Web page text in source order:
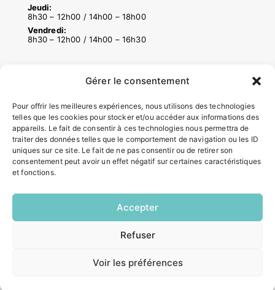
Gérer le consentement
Pour offrir les meilleures expériences, nous utilisons des technologies
telles que les cookies pour stocker et/ou accéder aux informations des
appareils. Le fait de consentir à ces technologies nous permettra de
traiter des données telles que le comportement de navigation ou les ID
uniques sur ce site. Le fait de ne pas consentir ou de retirer son
consentement peut avoir un effet négatif sur certaines caractéristiques
et fonctions.
Accepter
Refuser
Voir les préférences
Jeudi:
8h30 – 12h00 / 14h00 – 18h00
Vendredi:
8h30 – 12h00 / 14h00 – 16h30
ACCÉS RAPIDES
Pôle santé
Le Saucatais
Formalités administratives
Restauration scolaire
Demander un composteur
INFORMATIONS LÉGALES
Politique de confidentialité